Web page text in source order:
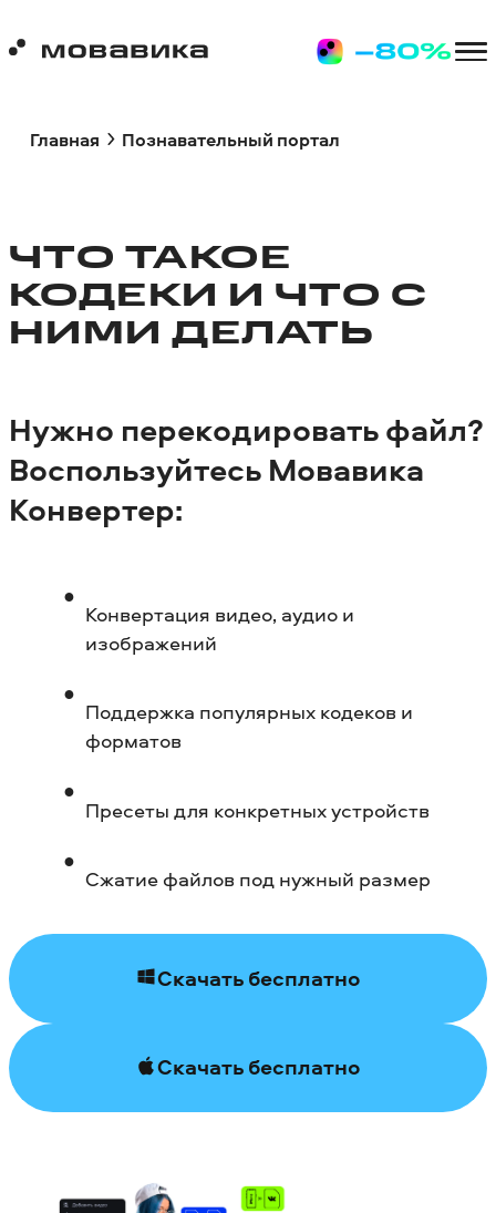
Главная Познавательный портал
ЧТО ТАКОЕ
КОДЕКИ И ЧТО С
НИМИ ДЕЛАТЬ
Нужно перекодировать файл?
Воспользуйтесь Мовавика
Конвертер:
Конвертация видео, аудио и
изображений
Поддержка популярных кодеков и
форматов
Пресеты для конкретных устройств
Сжатие файлов под нужный размер
Скачать бесплатно
Скачать бесплатно